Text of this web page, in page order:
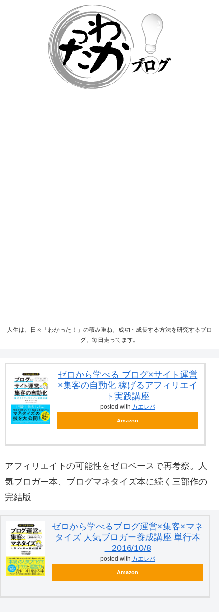
人生は、日々「わかった！」の積み重ね。成功・成長する方法を研究するブロ
グ。毎日走ってます。
ゼロから学べる ブログ×サイト運営
×集客の自動化 稼げるアフィリエイ
ト実践講座
posted with カエレバ
Amazon
アフィリエイトの可能性をゼロベースで再考察。人
気ブロガー本、ブログマネタイズ本に続く三部作の
完結版
ゼロから学べるブログ運営×集客×マネ
タイズ 人気ブロガー養成講座 単行本
– 2016/10/8
posted with カエレバ
Amazon